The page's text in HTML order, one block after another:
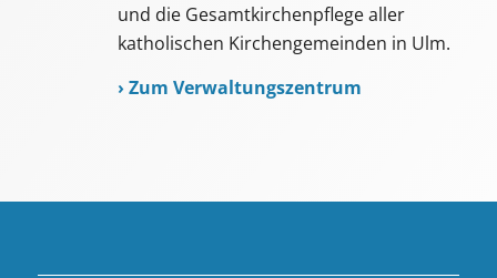
und die Gesamtkirchenpflege aller
katholischen Kirchengemeinden in Ulm.
› Zum Verwaltungszentrum